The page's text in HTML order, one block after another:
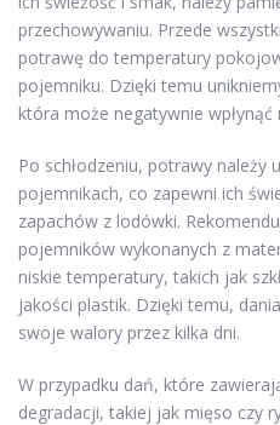
przechowywaniu. Przede
potrawę do temperatury
pojemniku. Dzięki temu
która może negatywnie
Po schłodzeniu, potrawy należy
pojemnikach, co zapewni ich
zapachów z lodówki.
pojemników wykonanych z
niskie temperatury, takich jak
jakości plastik. Dzięki temu,
swoje walory przez kilka dni.
W przypadku dań, które
degradacji, takiej jak mięso czy